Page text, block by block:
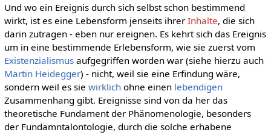
Und wo ein Ereignis durch sich selbst schon bestimmend
wirkt, ist es eine Lebensform jenseits ihrer Inhalte, die sich
darin zutragen - eben nur ereignen. Es kehrt sich das Ereignis
um in eine bestimmende Erlebensform, wie sie zuerst vom
Existenzialismusaufgegriffen worden war (siehe hierzu auch
Martin Heidegger) - nicht, weil sie eine Erfindung wäre,
sondern weil es sie wirklichohne einen lebendigen
Zusammenhang gibt. Ereignisse sind von da her das
theoretische Fundament der Phänomenologie, besonders
der Fundamntalontologie, durch die solche erhabene